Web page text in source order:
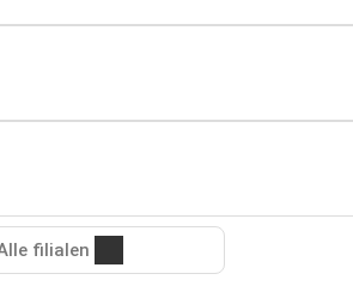
filialen